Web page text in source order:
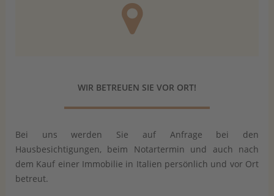
WIR BETREUEN SIE VOR ORT!
Bei uns werden Sie auf Anfrage bei den
Hausbesichtigungen, beim Notartermin und auch nach
dem Kauf einer Immobilie in Italien persönlich und vor Ort
betreut.